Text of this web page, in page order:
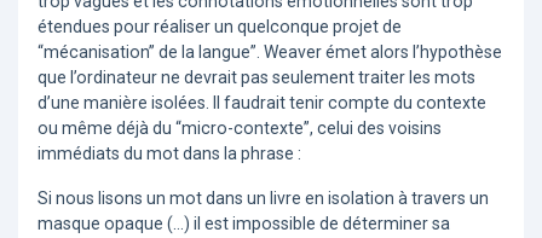
étendues pour réaliser un quelconque projet de
“mécanisation” de la langue”. Weaver émet alors l’hypothèse
que l’ordinateur ne devrait pas seulement traiter les mots
d’une manière isolées. Il faudrait tenir compte du contexte
ou même déjà du “micro-contexte”, celui des voisins
immédiats du mot dans la phrase :
Si nous lisons un mot dans un livre en isolation à travers un
masque opaque (…) il est impossible de déterminer sa